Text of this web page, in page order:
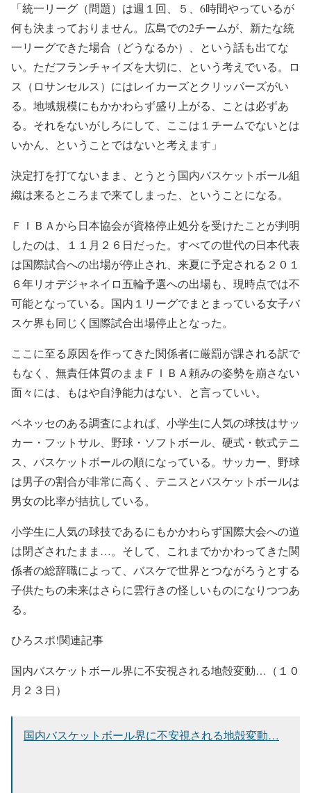
「統一リーグ（問題）は週１回、５、6時間やっているが
何も決まっておりません。広島での2チームが、新たな統
一リーグできた場合（どうなるか）、という話も出てな
い。ただフランチャイズを大切に、という考えでいる。ロ
ス（ロサンセルス）にはレイカーズとクリッパーズがい
る。地域規模にもかかわらず盛り上がる、ことは必ずあ
る。それをないがしろにして、ここは１チームでないとは
いかん、ということではないと考えます」
決定打を打てないまま、とうとう国内バスケットボール組
織は来るところまで来てしまった、ということになる。
ＦＩＢＡから日本協会が資格停止処分を受けたことが判明
したのは、１１月２６日だった。すべての世代の日本代表
は国際試合への出場が停止され、来夏に予定される２０１
６年リオデジャネイロ五輪予選への出場も、現時点では不
可能となっている。国内１リーグでまとまっている女子バ
スケ界も同じく国際試合出場停止となった。
ここに至る原因を作ってきた関係者に厳罰が課される訳で
もなく、無責任体質のままＦＩＢＡ頼みの姿勢を崩さない
面々には、もはや自浄能力はない、と言っていい。
ベネッセのある調査によれば、小学生に人気の球技はサッ
カー・フットサル、野球・ソフトボール、硬式・軟式テニ
ス、バスケットボールの順になっている。サッカー、野球
は男子の割合が非常に高く、テニスとバスケットボールは
男女の比率が拮抗している。
小学生に人気の球技であるにもかかわらず国際大会への道
は閉ざされたまま…。そして、これまでかかわってきた関
係者の総辞職によって、バスケで世界とつながろうとする
子供たちの未来はさらに雲行きの怪しいものになりつつあ
る。
ひろスポ!関連記事
国内バスケットボール界に不安視される地殻変動…（１０
月２３日）
国内バスケットボール界に不安視される地殻変動…